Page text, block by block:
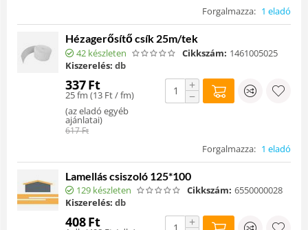
Forgalmazza: 1 eladó
Hézagerősítő csík 25m/tek
42 készleten Cikkszám: 1461005025
Kiszerelés: db
337Ft
25 fm (13 Ft/ fm)
(az eladó egyéb
ajánlatai)
617Ft
+
−
Forgalmazza: 1 eladó
Lamellás csiszoló 125*100
129 készleten Cikkszám: 6550000028
Kiszerelés: db
408Ft +